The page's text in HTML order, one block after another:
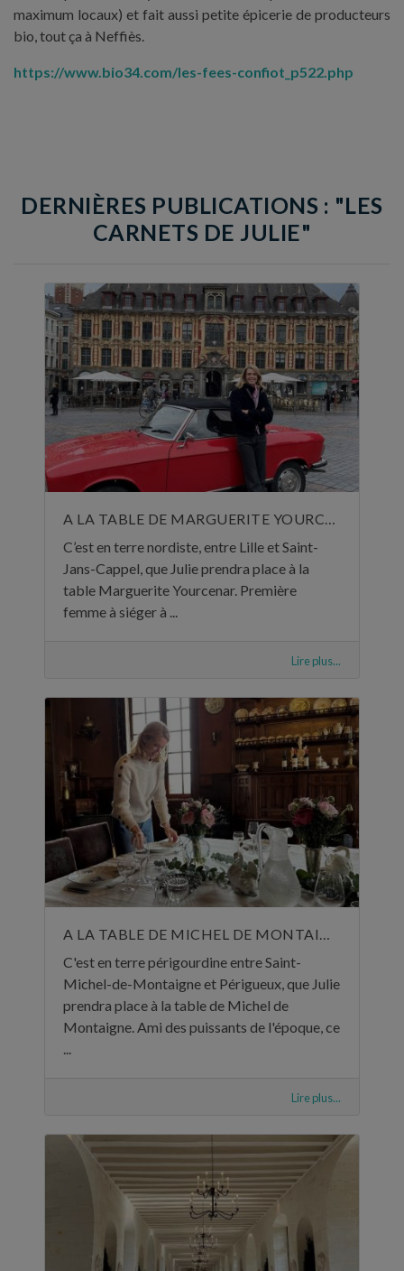
maximum locaux) et fait aussi petite épicerie de producteurs
bio, tout ça à Neffiès.
https://www.bio34.com/les-fees-confiot_p522.php
DERNIÈRES PUBLICATIONS : "LES
CARNETS DE JULIE"
A LA TABLE DE MARGUERITE YOURCENAR
C’est en terre nordiste, entre Lille et Saint-
Jans-Cappel, que Julie prendra place à la
table Marguerite Yourcenar. Première
femme à siéger à ...
Lire plus...
A LA TABLE DE MICHEL DE MONTAIGNE
C'est en terre périgourdine entre Saint-
Michel-de-Montaigne et Périgueux, que Julie
prendra place à la table de Michel de
Montaigne. Ami des puissants de l'époque, ce
...
Lire plus...